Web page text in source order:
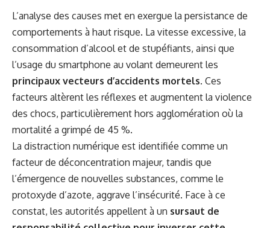
L’analyse des causes met en exergue la persistance de
comportements à haut risque. La vitesse excessive, la
consommation d’alcool et de stupéfiants, ainsi que
l’usage du smartphone au volant demeurent les
principaux vecteurs d’accidents mortels. Ces
facteurs altèrent les réflexes et augmentent la violence
des chocs, particulièrement hors agglomération où la
mortalité a grimpé de 45 %.
La distraction numérique est identifiée comme un
facteur de déconcentration majeur, tandis que
l’émergence de nouvelles substances, comme le
protoxyde d’azote, aggrave l’insécurité. Face à ce
constat, les autorités appellent à un sursaut de